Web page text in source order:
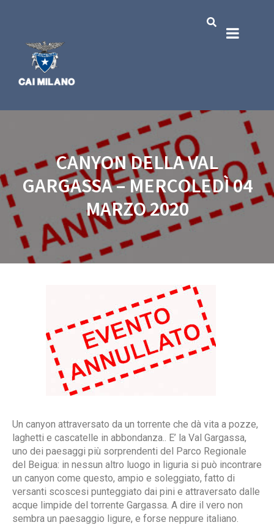
CANYON DELLA VAL
GARGASSA – MERCOLEDÌ 04
MARZO 2020
Un canyon attraversato da un torrente che dà vita a pozze,
laghetti e cascatelle in abbondanza.. E’ la Val Gargassa,
uno dei paesaggi più sorprendenti del Parco Regionale
del Beigua: in nessun altro luogo in liguria si può incontrare
un canyon come questo, ampio e soleggiato, fatto di
versanti scoscesi punteggiato dai pini e attraversato dalle
acque limpide del torrente Gargassa. A dire il vero non
sembra un paesaggio ligure, e forse neppure italiano.